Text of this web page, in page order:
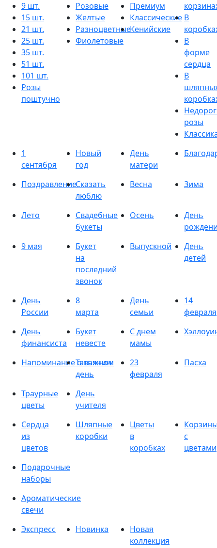
9 шт.
15 шт.
21 шт.
25 шт.
35 шт.
51 шт.
101 шт.
Розы
поштучно
Розовые
Желтые
Разноцветные
Фиолетовые
Премиум
Классические
Кенийские
В
В
форме
сердца
В
розы
1
сентября
Новый
год
День
матери
ПоздравлениеСказать
люблю
Весна Зима
Лето
Свадебные
букеты
Осень
День
9 мая
Букет
на
последний
звонок
Выпускной
День
детей
День
России
8
марта
День
семьи
14
февраля
День
финансиста
Букет
невесте
С днем
мамы
Напоминание о важном
Татьянин
день
23
февраля
Пасха
Траурные
цветы
День
учителя
Сердца
из
цветов
Шляпные
коробки
Цветы
в
коробках
с
цветами
Подарочные
наборы
Ароматические
свечи
Экспресс
Новинка
Новая
коллекция